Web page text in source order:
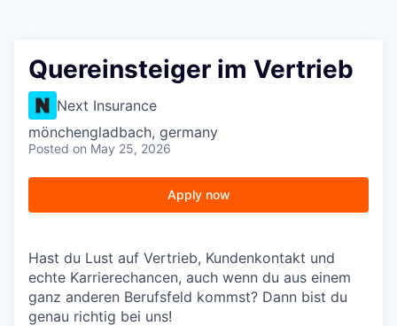
Quereinsteiger im Vertrieb
Next Insurance
mönchengladbach, germany
Posted on May 25, 2026
Apply now
Hast du Lust auf Vertrieb, Kundenkontakt und
echte Karrierechancen, auch wenn du aus einem
ganz anderen Berufsfeld kommst? Dann bist du
genau richtig bei uns!